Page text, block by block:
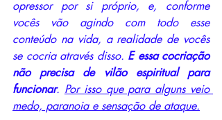
opressor por si próprio, e, conforme
vocês vão agindo com todo esse
conteúdo na vida, a realidade de vocês
se cocria através disso. E essa cocriação
não precisa de vilão espiritual para
funcionar. Por isso que para alguns veio
medo, paranoia e sensação de ataque.